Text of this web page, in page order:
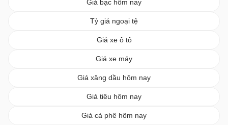
Giá bạc hôm nay
Tỷ giá ngoại tệ
Giá xe ô tô
Giá xe máy
Giá xăng dầu hôm nay
Giá tiêu hôm nay
Giá cà phê hôm nay